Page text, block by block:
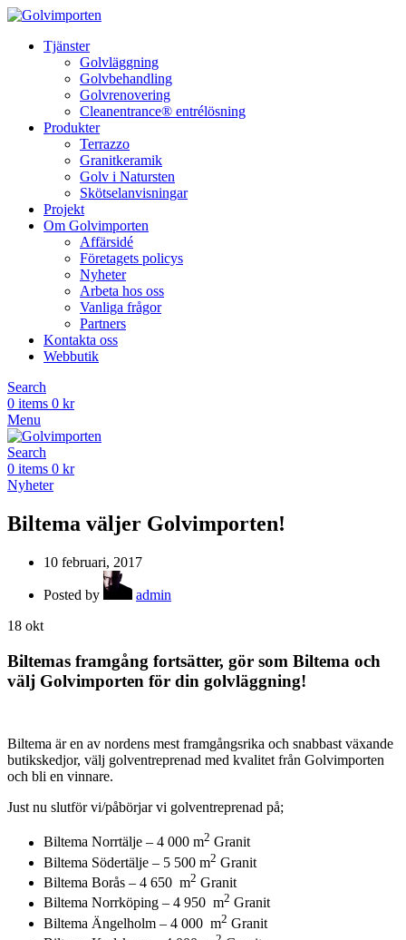
Tjänster
Golvläggning
Golvbehandling
Golvrenovering
Cleanentrance® entrélösning
Produkter
Terrazzo
Granitkeramik
Golv i Natursten
Skötselanvisningar
Projekt
Om Golvimporten
Affärsidé
Företagets policys
Nyheter
Arbeta hos oss
Vanliga frågor
Partners
Kontakta oss
Webbutik
Search
0 items 0 kr
Menu
Search
0 items 0 kr
Nyheter
Biltema väljer Golvimporten!
10 februari, 2017
Posted by
admin
18 okt
Biltemas framgång fortsätter, gör som Biltema och
välj Golvimporten för din golvläggning!
Biltema är en av nordens mest framgångsrika och snabbast växande
butikskedjor, välj golventreprenad med kvalitet från Golvimporten
och bli en vinnare.
Just nu slutför vi/påbörjar vi golventreprenad på;
Biltema Norrtälje – 4 000 m2 Granit
Biltema Södertälje – 5 500 m2 Granit
Biltema Borås – 4 650 m2 Granit
Biltema Norrköping – 4 950 m2 Granit
Biltema Ängelholm – 4 000 m2 Granit